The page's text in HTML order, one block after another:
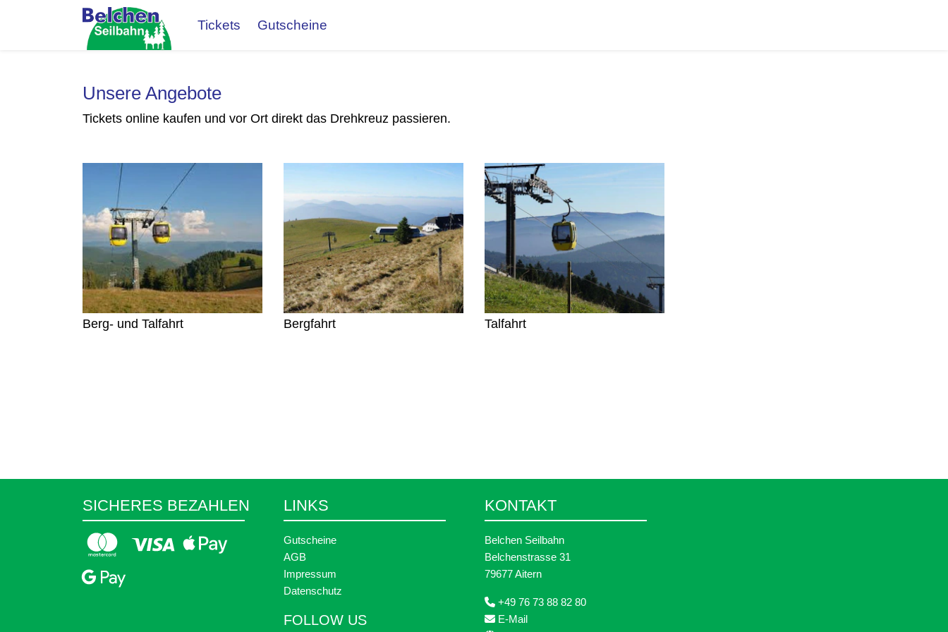
Tickets Gutscheine
Unsere Angebote
Tickets online kaufen und vor Ort direkt das Drehkreuz passieren.
Berg- und Talfahrt Bergfahrt Talfahrt
SICHERES BEZAHLEN LINKS
Gutscheine
AGB
Impressum
Datenschutz
FOLLOW US
KONTAKT
Belchen Seilbahn
Belchenstrasse 31
79677 Aitern
+49 76 73 88 82 80
E-Mail